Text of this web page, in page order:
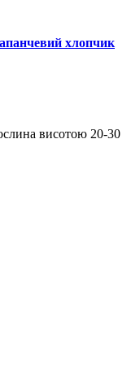
хлопчик
висотою 20-30